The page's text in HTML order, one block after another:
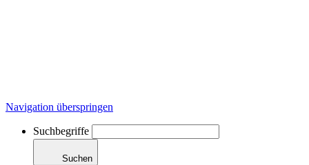
Navigation überspringen
Suchbegriffe
Suchen